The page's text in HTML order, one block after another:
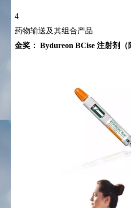
4
药物输送及其组合产品
金奖： Bydureon BCise 注射剂（